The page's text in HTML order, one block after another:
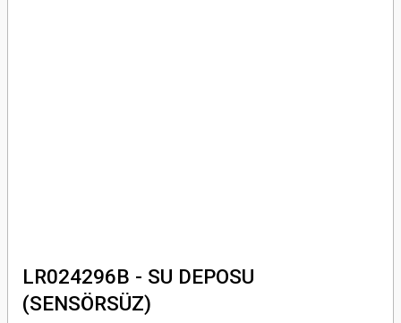
LR024296B - SU DEPOSU
(SENSÖRSÜZ)